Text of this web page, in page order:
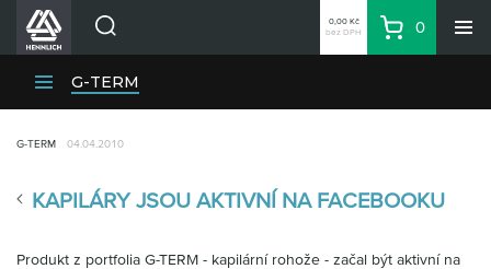
Divize HENNLICH
Aktuality
O firmě
0,00 Kč
bez DPH
Košík
0
G-TERM
KAPILÁRY JSOU AKTIVNÍ NA FACEBOOKU
G-TERM 04.04.2010
Produkt z portfolia G-TERM - kapilární rohože - začal být aktivní na